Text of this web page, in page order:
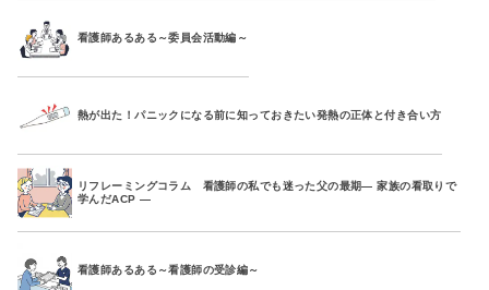
看護師あるある～委員会活動編～
熱が出た！パニックになる前に知っておきたい発熱の正体と付き合い方
リフレーミングコラム 看護師の私でも迷った父の最期― 家族の看取りで
学んだACP ―
看護師あるある～看護師の受診編～